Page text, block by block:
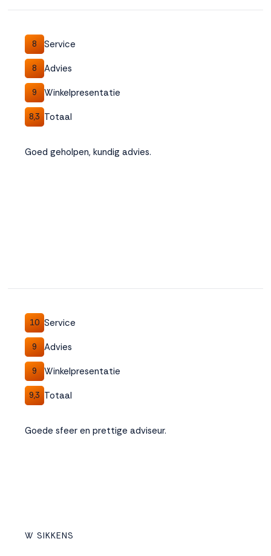
8 Service
8 Advies
9 Winkelpresentatie
8,3 Totaal
Goed geholpen, kundig advies.
10 Service
9 Advies
9 Winkelpresentatie
9,3 Totaal
Goede sfeer en prettige adviseur.
W SIKKENS